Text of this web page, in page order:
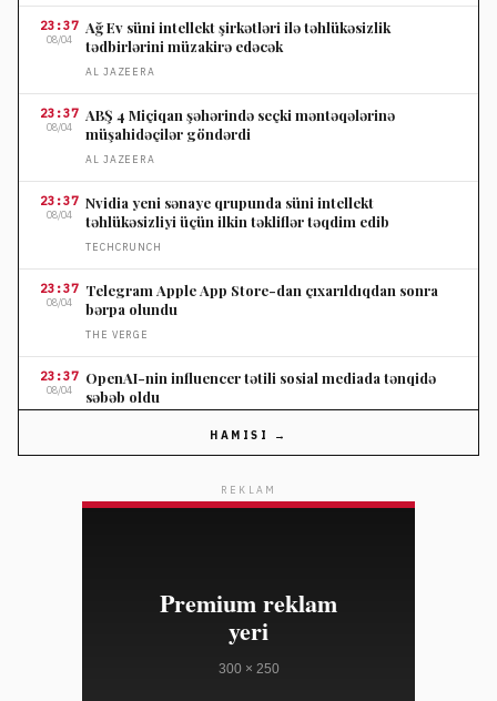
23:37
08/04
Ağ Ev süni intellekt şirkətləri ilə təhlükəsizlik
tədbirlərini müzakirə edəcək
AL JAZEERA
23:37
08/04
ABŞ 4 Miçiqan şəhərində seçki məntəqələrinə
müşahidəçilər göndərdi
AL JAZEERA
23:37
08/04
Nvidia yeni sənaye qrupunda süni intellekt
təhlükəsizliyi üçün ilkin təkliflər təqdim edib
TECHCRUNCH
23:37
08/04
Telegram Apple App Store-dan çıxarıldıqdan sonra
bərpa olundu
THE VERGE
23:37
08/04
OpenAI-nin influencer tətili sosial mediada tənqidə
səbəb oldu
ELLE
Marko Rubio Hörmüz Boğazında Gömrük Sazişi üzrə
irəliləyişdən xəbər verib
HAMISI →
REKLAM